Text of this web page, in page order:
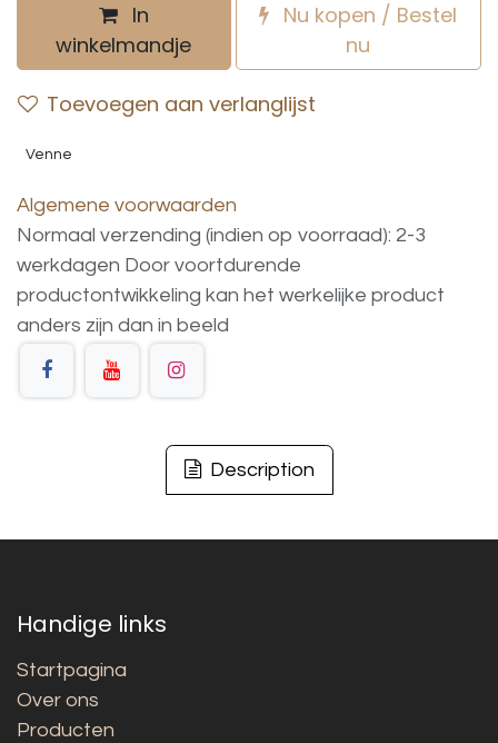
In
winkelmandje
Nu kopen / Bestel
nu
Toevoegen aan verlanglijst
Venne
Algemene voorwaarden
Normaal verzending (indien op voorraad): 2-3
werkdagen Door voortdurende
productontwikkeling kan het werkelijke product
anders zijn dan in beeld
Description
Handige links
Startpagina
Over ons
Producten